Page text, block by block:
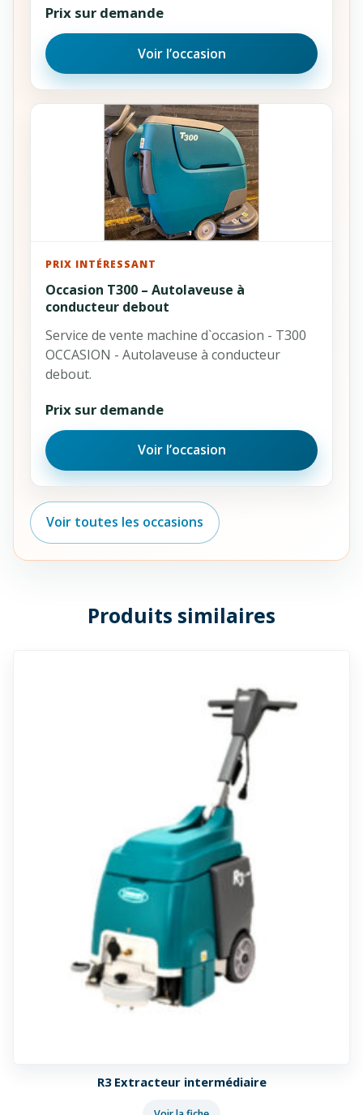
Prix sur demande
Voir l’occasion
PRIX INTÉRESSANT
Occasion T300 – Autolaveuse à
conducteur debout
Service de vente machine d`occasion - T300
OCCASION - Autolaveuse à conducteur
debout.
Prix sur demande
Voir l’occasion
Voir toutes les occasions
Produits similaires
R3 Extracteur intermédiaire